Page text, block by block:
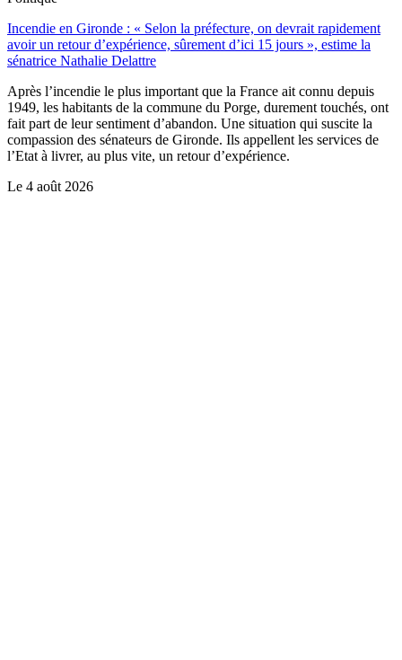
Incendie en Gironde : « Selon la préfecture, on devrait rapidement
avoir un retour d’expérience, sûrement d’ici 15 jours », estime la
sénatrice Nathalie Delattre
Après l’incendie le plus important que la France ait connu depuis
1949, les habitants de la commune du Porge, durement touchés, ont
fait part de leur sentiment d’abandon. Une situation qui suscite la
compassion des sénateurs de Gironde. Ils appellent les services de
l’Etat à livrer, au plus vite, un retour d’expérience.
Le 4 août 2026